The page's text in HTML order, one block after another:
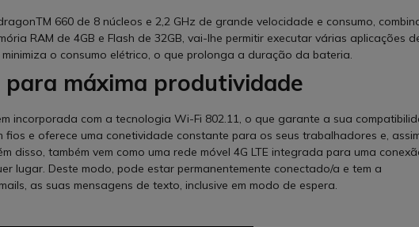
660 de 8 núcleos e 2,2 GHz de grande velocidade e consumo,
RAM de 4GB e Flash de 32GB, vai-lhe permitir executar várias aplicações
o consumo elétrico, o que prolonga a duração da bateria.
para máxima produtividade
incorporada com a tecnologia Wi-Fi 802.11, o que garante a sua
fios e oferece uma conetividade constante para os seus trabalhadores e,
disso, também vem como uma rede móvel 4G LTE integrada para uma
lugar. Deste modo, pode estar permanentemente conectado/a e tem a
as suas mensagens de texto, inclusive em modo de espera.